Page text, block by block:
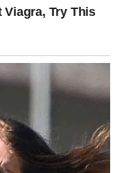
da prava snaga nije
da znaju kada treba
miru.